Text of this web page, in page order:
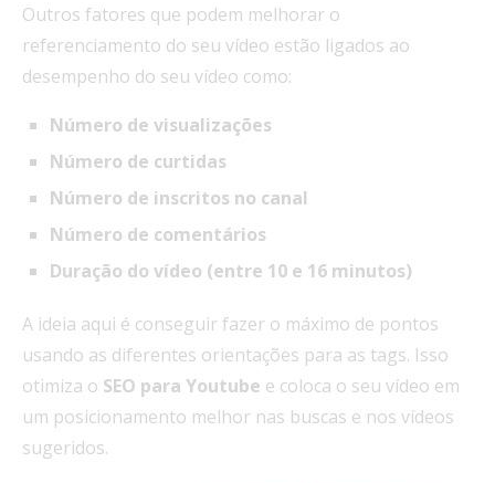
Outros fatores que podem melhorar o
referenciamento do seu vídeo estão ligados ao
desempenho do seu vídeo como:
Número de visualizações
Número de curtidas
Número de inscritos no canal
Número de comentários
Duração do vídeo (entre 10 e 16 minutos)
A ideia aqui é conseguir fazer o máximo de pontos
usando as diferentes orientações para as tags. Isso
otimiza o SEO para Youtube e coloca o seu vídeo em
um posicionamento melhor nas buscas e nos vídeos
sugeridos.